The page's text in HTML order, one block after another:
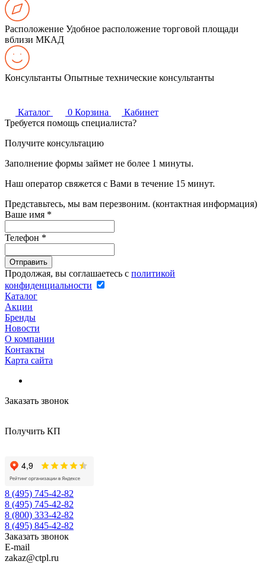
Расположение Удобное расположение торговой площади
вблизи МКАД
Консультанты Опытные технические консультанты
Каталог 0 Корзина
Кабинет
Требуется помощь специалиста?
Получите консультацию
Заполнение формы займет не более 1 минуты.
Наш оператор свяжется с Вами в течение 15 минут.
Представьтесь, мы вам перезвоним. (контактная информация)
Ваше имя *
Телефон *
Продолжая, вы соглашаетесь с политикой
конфиденциальности
Каталог
Акции
Бренды
Новости
О компании
Контакты
Карта сайта
Заказать звонок
Получить КП
8 (495) 745-42-82
8 (495) 745-42-82
8 (800) 333-42-82
8 (495) 845-42-82
Заказать звонок
E-mail
zakaz@ctpl.ru